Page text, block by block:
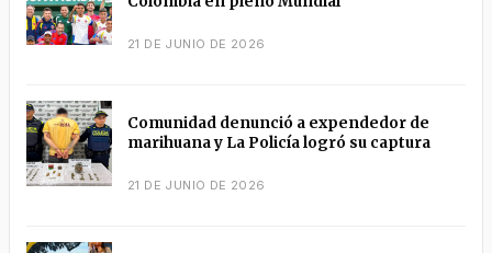
21 DE JUNIO DE 2026
Comunidad denunció a expendedor de
marihuana y La Policía logró su captura
21 DE JUNIO DE 2026